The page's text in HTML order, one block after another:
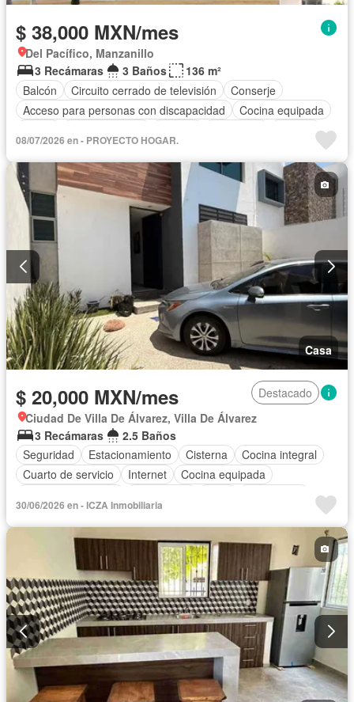
$ 38,000 MXN/mes
Del Pacífico, Manzanillo
3 Recámaras
3 Baños
136 m²
Balcón
Circuito cerrado de televisión
Conserje
Acceso para personas con discapacidad
Cocina equipada
Terraza
Completamente amueblado
08/07/2026 en - PROYECTO HOGAR.
Casa
$ 20,000 MXN/mes
Destacado
Ciudad De Villa De Álvarez, Villa De Álvarez
3 Recámaras
2.5 Baños
Seguridad
Estacionamiento Cisterna
Cocina integral
Cuarto de servicio
Internet
Cocina equipada
Recámara con closet
Wifi
30/06/2026 en - ICZA Inmobiliaria